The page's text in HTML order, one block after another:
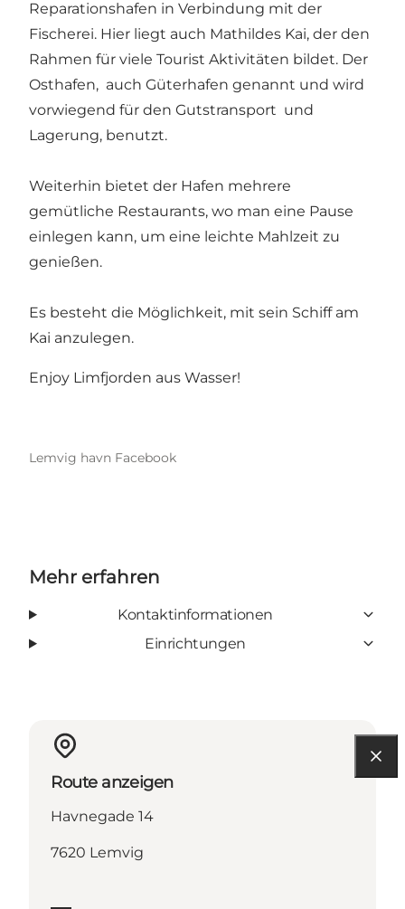
Reparationshafen in Verbindung mit der
Fischerei. Hier liegt auch Mathildes Kai, der den
Rahmen für viele Tourist Aktivitäten bildet. Der
Osthafen, auch Güterhafen genannt und wird
vorwiegend für den Gutstransport und
Lagerung, benutzt.
Weiterhin bietet der Hafen mehrere
gemütliche Restaurants, wo man eine Pause
einlegen kann, um eine leichte Mahlzeit zu
genießen.
Es besteht die Möglichkeit, mit sein Schiff am
Kai anzulegen.
Enjoy Limfjorden aus Wasser!
Lemvig havn Facebook
Mehr erfahren
Kontaktinformationen
Einrichtungen
Route anzeigen
Havnegade 14
7620 Lemvig